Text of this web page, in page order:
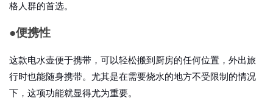
格人群的首选。
●便携性
这款电水壶便于携带，可以轻松搬到厨房的任何位置，外出旅
行时也能随身携带。尤其是在需要烧水的地方不受限制的情况
下，这项功能就显得尤为重要。